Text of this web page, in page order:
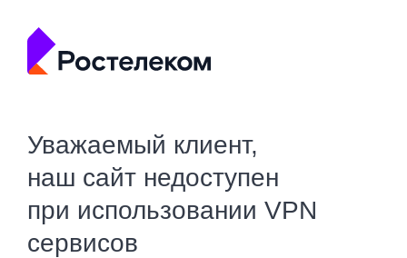
Уважаемый клиент,
наш сайт недоступен
при использовании VPN
сервисов